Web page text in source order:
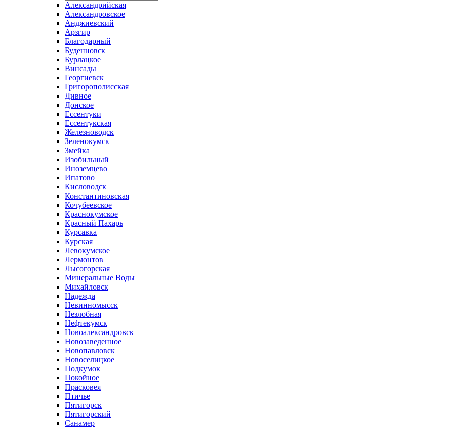
Александрийская
Александровское
Анджиевский
Арзгир
Благодарный
Буденновск
Бурлацкое
Винсады
Георгиевск
Григорополисская
Дивное
Донское
Ессентуки
Ессентукская
Железноводск
Зеленокумск
Змейка
Изобильный
Иноземцево
Ипатово
Кисловодск
Константиновская
Кочубеевское
Краснокумское
Красный Пахарь
Курсавка
Курская
Левокумское
Лермонтов
Лысогорская
Минеральные Воды
Михайловск
Надежда
Невинномысск
Незлобная
Нефтекумск
Новоалександровск
Новозаведенное
Новопавловск
Новоселицкое
Подкумок
Покойное
Прасковея
Птичье
Пятигорск
Пятигорский
Санамер